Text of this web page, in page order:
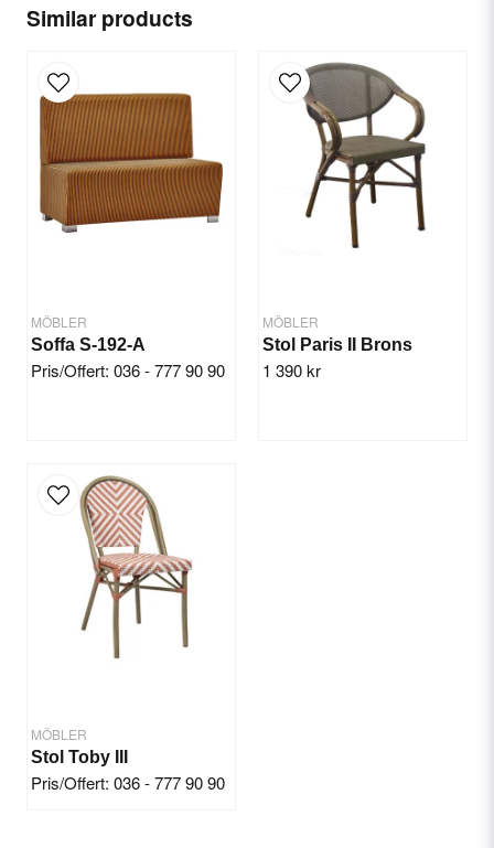
Similar products
MÖBLER
Soffa S-192-A
Pris/Offert: 036 - 777 90 90
MÖBLER
Stol Paris II Brons
1 390 kr
MÖBLER
Stol Toby III
Pris/Offert: 036 - 777 90 90
Name
email
Email
Yes, you can publish my question.